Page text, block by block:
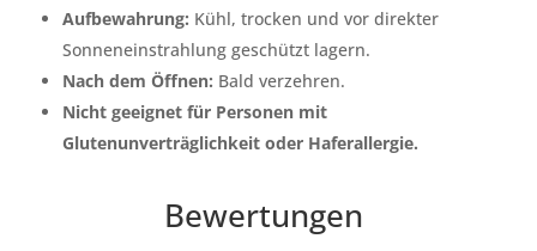
Aufbewahrung: Kühl, trocken und vor direkter
Sonneneinstrahlung geschützt lagern.
Nach dem Öffnen: Bald verzehren.
Nicht geeignet für Personen mit
Glutenunverträglichkeit oder Haferallergie.
Bewertungen